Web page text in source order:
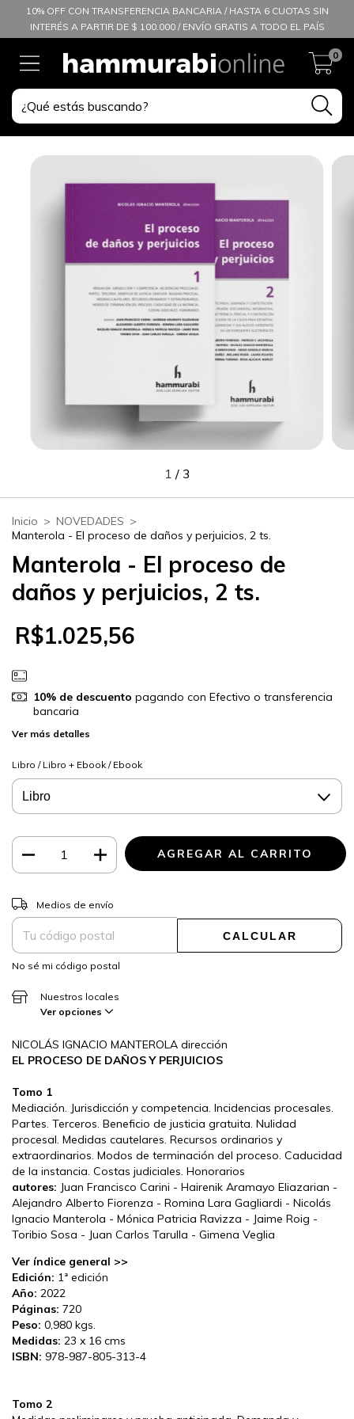
10% OFF CON TRANSFERENCIA BANCARIA / HASTA 6 CUOTAS SIN
INTERÉS A PARTIR DE $ 100.000 / ENVÍO GRATIS A TODO EL PAÍS
0
1 / 3
Inicio > NOVEDADES >
Manterola - El proceso de daños y perjuicios, 2 ts.
Manterola - El proceso de
daños y perjuicios, 2 ts.
R$1.025,56
10% de descuento pagando con Efectivo o transferencia
bancaria
Ver más detalles
Libro / Libro + Ebook / Ebook
Entregas para el CP:
Medios de envío
CALCULAR
No sé mi código postal
Nuestros locales
Ver opciones
NICOLÁS IGNACIO MANTEROLA dirección
EL PROCESO DE DAÑOS Y PERJUICIOS
Tomo 1
Mediación. Jurisdicción y competencia. Incidencias procesales.
Partes. Terceros. Beneficio de justicia gratuita. Nulidad
procesal. Medidas cautelares. Recursos ordinarios y
extraordinarios. Modos de terminación del proceso. Caducidad
de la instancia. Costas judiciales. Honorarios
autores: Juan Francisco Carini - Hairenik Aramayo Eliazarian -
Alejandro Alberto Fiorenza - Romina Lara Gagliardi - Nicolás
Ignacio Manterola - Mónica Patricia Ravizza - Jaime Roig -
Toribio Sosa - Juan Carlos Tarulla - Gimena Veglia
Ver índice general >>
Edición: 1ª edición
Año: 2022
Páginas: 720
Peso: 0,980 kgs.
Medidas: 23 x 16 cms
ISBN: 978-987-805-313-4
Tomo 2